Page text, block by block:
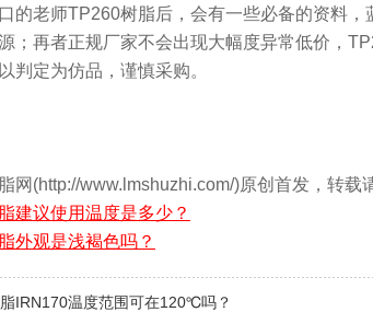
的老师TP260树脂后，会有一些必备的资料
；再者正规厂家不会出现大幅度异常低价，
判定为仿品，谨慎采购。
网(http://www.lmshuzhi.com/)原创首发，转
建议使用温度是多少？
外观是浅褐色吗？
IRN170温度范围可在120℃吗？